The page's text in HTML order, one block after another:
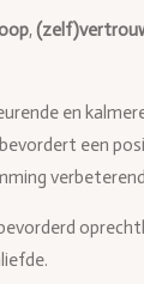
,
en
een